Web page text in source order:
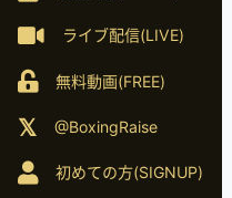
ライブ配信(LIVE)
無料動画(FREE)
@BoxingRaise
初めての方(SIGNUP)